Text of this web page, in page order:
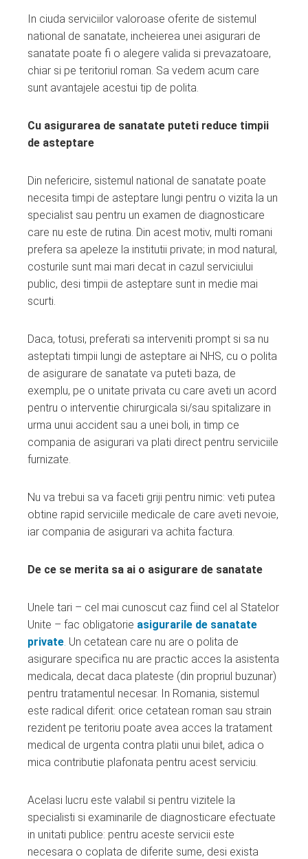
In ciuda serviciilor valoroase oferite de sistemul
national de sanatate, incheierea unei asigurari de
sanatate poate fi o alegere valida si prevazatoare,
chiar si pe teritoriul roman. Sa vedem acum care
sunt avantajele acestui tip de polita.
Cu asigurarea de sanatate puteti reduce timpii
de asteptare
Din nefericire, sistemul national de sanatate poate
necesita timpi de asteptare lungi pentru o vizita la un
specialist sau pentru un examen de diagnosticare
care nu este de rutina. Din acest motiv, multi romani
prefera sa apeleze la institutii private; in mod natural,
costurile sunt mai mari decat in cazul serviciului
public, desi timpii de asteptare sunt in medie mai
scurti.
Daca, totusi, preferati sa interveniti prompt si sa nu
asteptati timpii lungi de asteptare ai NHS, cu o polita
de asigurare de sanatate va puteti baza, de
exemplu, pe o unitate privata cu care aveti un acord
pentru o interventie chirurgicala si/sau spitalizare in
urma unui accident sau a unei boli, in timp ce
compania de asigurari va plati direct pentru serviciile
furnizate.
Nu va trebui sa va faceti griji pentru nimic: veti putea
obtine rapid serviciile medicale de care aveti nevoie,
iar compania de asigurari va achita factura.
De ce se merita sa ai o asigurare de sanatate
Unele tari – cel mai cunoscut caz fiind cel al Statelor
Unite – fac obligatorie asigurarile de sanatate
private. Un cetatean care nu are o polita de
asigurare specifica nu are practic acces la asistenta
medicala, decat daca plateste (din propriul buzunar)
pentru tratamentul necesar. In Romania, sistemul
este radical diferit: orice cetatean roman sau strain
rezident pe teritoriu poate avea acces la tratament
medical de urgenta contra platii unui bilet, adica o
mica contributie plafonata pentru acest serviciu.
Acelasi lucru este valabil si pentru vizitele la
specialisti si examinarile de diagnosticare efectuate
in unitati publice: pentru aceste servicii este
necesara o coplata de diferite sume, desi exista